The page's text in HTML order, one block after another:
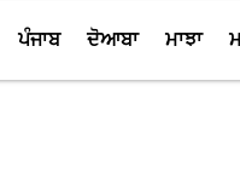
ਪੰਜਾਬ ਦੋਆਬਾ ਮਾਝਾ